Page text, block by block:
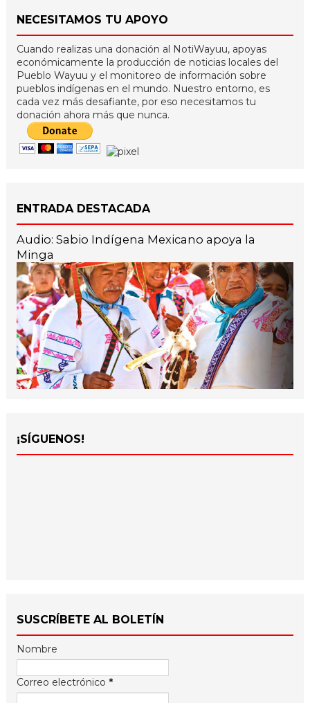
NECESITAMOS TU APOYO
Cuando realizas una donación al NotiWayuu, apoyas
económicamente la producción de noticias locales del
Pueblo Wayuu y el monitoreo de información sobre
pueblos indígenas en el mundo. Nuestro entorno, es
cada vez más desafiante, por eso necesitamos tu
donación ahora más que nunca.
ENTRADA DESTACADA
Audio: Sabio Indígena Mexicano apoya la
Minga
¡SÍGUENOS!
SUSCRÍBETE AL BOLETÍN
Nombre
Correo electrónico *